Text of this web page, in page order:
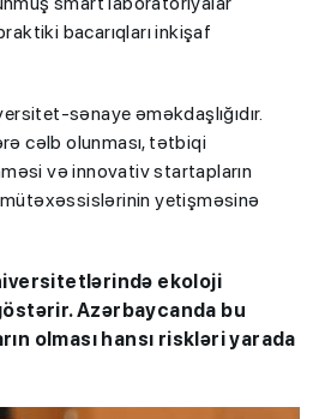
bacarıqları inkişaf
sənaye əməkdaşlığıdır.
cəlb olunması, tətbiqi
və innovativ startapların
yetişməsinə
ekoloji
Azərbaycanda bu
olması hansı riskləri yarada